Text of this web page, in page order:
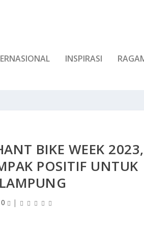
INSPIRASI
BIKE WEEK 2023,
POSITIF UNTUK
0 |